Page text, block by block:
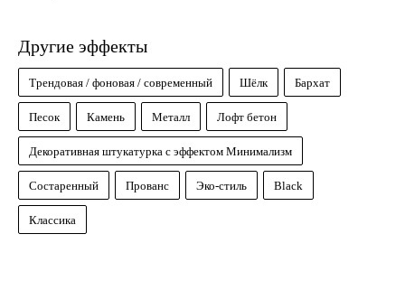
Другие эффекты
Трендовая / фоновая / современный Шёлк Бархат
Песок Камень Металл Лофт бетон
Декоративная штукатурка с эффектом Минимализм
Состаренный Прованс Эко-стиль Black
Классика